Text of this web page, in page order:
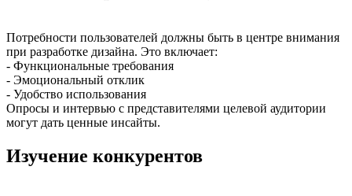
Потребности пользователей должны быть в центре внимания
при разработке дизайна. Это включает:
- Функциональные требования
- Эмоциональный отклик
- Удобство использования
Опросы и интервью с представителями целевой аудитории
могут дать ценные инсайты.
Изучение конкурентов